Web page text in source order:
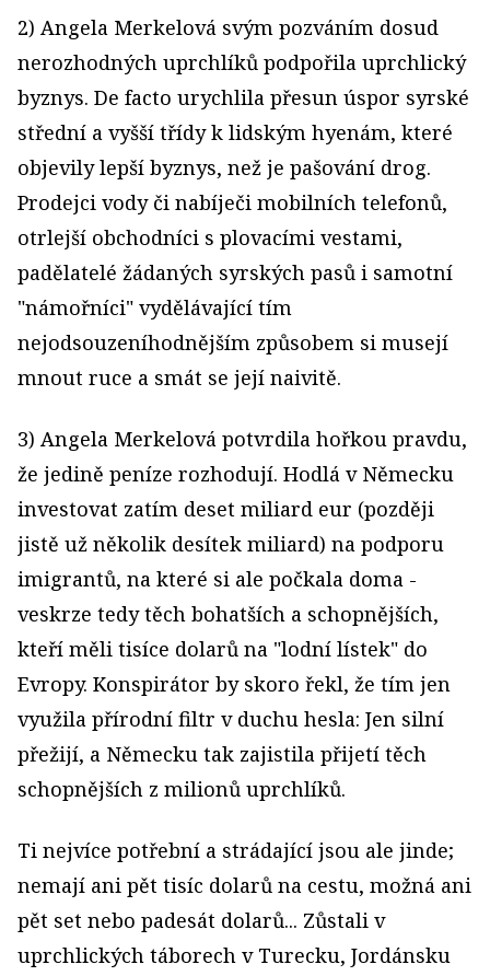
2) Angela Merkelová svým pozváním dosud
nerozhodných uprchlíků podpořila uprchlický
byznys. De facto urychlila přesun úspor syrské
střední a vyšší třídy k lidským hyenám, které
objevily lepší byznys, než je pašování drog.
Prodejci vody či nabíječi mobilních telefonů,
otrlejší obchodníci s plovacími vestami,
padělatelé žádaných syrských pasů i samotní
"námořníci" vydělávající tím
nejodsouzeníhodnějším způsobem si musejí
mnout ruce a smát se její naivitě.
3) Angela Merkelová potvrdila hořkou pravdu,
že jedině peníze rozhodují. Hodlá v Německu
investovat zatím deset miliard eur (později
jistě už několik desítek miliard) na podporu
imigrantů, na které si ale počkala doma -
veskrze tedy těch bohatších a schopnějších,
kteří měli tisíce dolarů na "lodní lístek" do
Evropy. Konspirátor by skoro řekl, že tím jen
využila přírodní filtr v duchu hesla: Jen silní
přežijí, a Německu tak zajistila přijetí těch
schopnějších z milionů uprchlíků.
Ti nejvíce potřební a strádající jsou ale jinde;
nemají ani pět tisíc dolarů na cestu, možná ani
pět set nebo padesát dolarů... Zůstali v
uprchlických táborech v Turecku, Jordánsku